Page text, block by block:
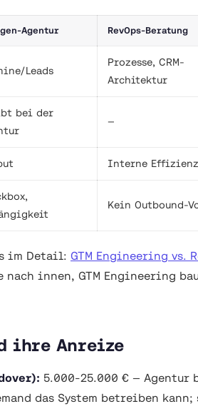
Agentur RevOps-Beratung
Leads
Prozesse, CRM-
Architektur
bei der
—
Interne Effizienz
Kein Outbound-
im Detail: GTM Engineering vs.
innen, GTM Engineering
ihre Anreize
5.000-25.000 € — Agentur
das System betreiben